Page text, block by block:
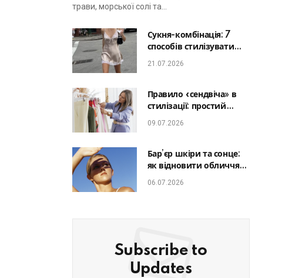
трави, морської солі та…
Сукня-комбінація: 7
способів стилізувати
головну базу літа від
21.07.2026
Правило «сендвіча» в
стилізації: простий
лайфхак, який зробить
09.07.2026
Бар’єр шкіри та сонце:
як відновити обличчя
після відпустки та
06.07.2026
Subscribe to
Updates